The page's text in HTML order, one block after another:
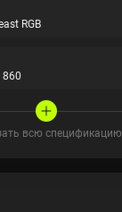
RGB
860
всю спецификацию